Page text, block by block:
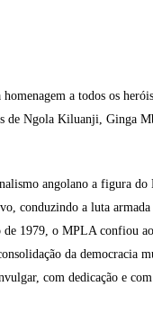
a todos os
de Ngola Kiluanji, Ginga
angolano a figura
conduzindo a luta
1979, o MPLA confiou
da democracia
com dedicação e